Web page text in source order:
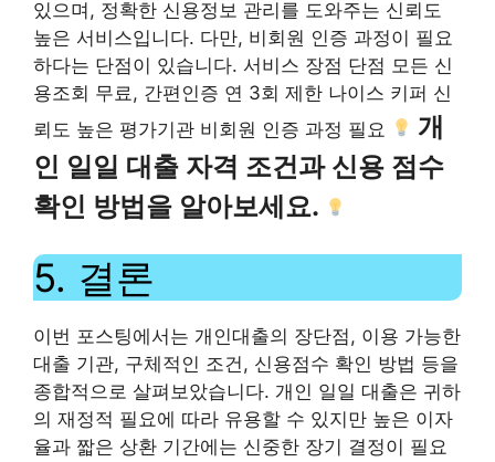
있으며, 정확한 신용정보 관리를 도와주는 신뢰도
높은 서비스입니다. 다만, 비회원 인증 과정이 필요
하다는 단점이 있습니다. 서비스 장점 단점 모든 신
용조회 무료, 간편인증 연 3회 제한 나이스 키퍼 신
뢰도 높은 평가기관 비회원 인증 과정 필요
개
인 일일 대출 자격 조건과 신용 점수
확인 방법을 알아보세요.
5. 결론
이번 포스팅에서는 개인대출의 장단점, 이용 가능한
대출 기관, 구체적인 조건, 신용점수 확인 방법 등을
종합적으로 살펴보았습니다. 개인 일일 대출은 귀하
의 재정적 필요에 따라 유용할 수 있지만 높은 이자
율과 짧은 상환 기간에는 신중한 장기 결정이 필요